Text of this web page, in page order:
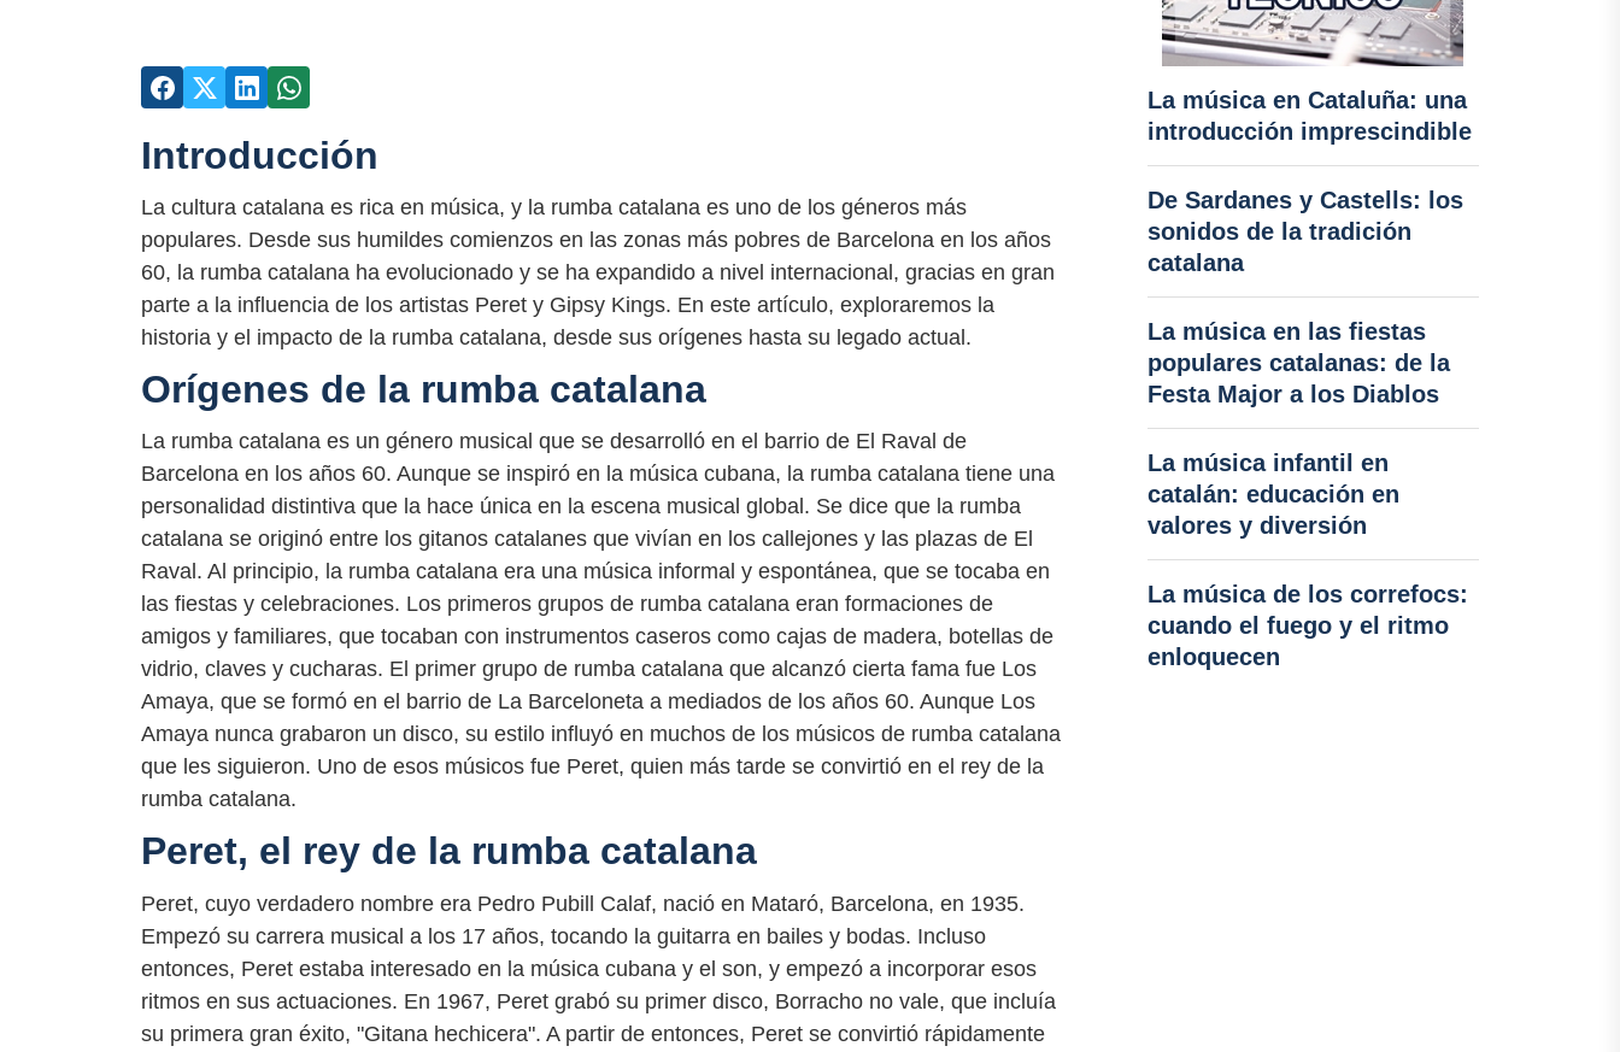
Introducción
La cultura catalana es rica en música, y la rumba catalana es uno de los géneros más
populares. Desde sus humildes comienzos en las zonas más pobres de Barcelona en los años
60, la rumba catalana ha evolucionado y se ha expandido a nivel internacional, gracias en gran
parte a la influencia de los artistas Peret y Gipsy Kings. En este artículo, exploraremos la
historia y el impacto de la rumba catalana, desde sus orígenes hasta su legado actual.
Orígenes de la rumba catalana
La rumba catalana es un género musical que se desarrolló en el barrio de El Raval de
Barcelona en los años 60. Aunque se inspiró en la música cubana, la rumba catalana tiene una
personalidad distintiva que la hace única en la escena musical global. Se dice que la rumba
catalana se originó entre los gitanos catalanes que vivían en los callejones y las plazas de El
Raval. Al principio, la rumba catalana era una música informal y espontánea, que se tocaba en
las fiestas y celebraciones. Los primeros grupos de rumba catalana eran formaciones de
amigos y familiares, que tocaban con instrumentos caseros como cajas de madera, botellas de
vidrio, claves y cucharas. El primer grupo de rumba catalana que alcanzó cierta fama fue Los
Amaya, que se formó en el barrio de La Barceloneta a mediados de los años 60. Aunque Los
Amaya nunca grabaron un disco, su estilo influyó en muchos de los músicos de rumba catalana
que les siguieron. Uno de esos músicos fue Peret, quien más tarde se convirtió en el rey de la
rumba catalana.
Peret, el rey de la rumba catalana
Peret, cuyo verdadero nombre era Pedro Pubill Calaf, nació en Mataró, Barcelona, en 1935.
Empezó su carrera musical a los 17 años, tocando la guitarra en bailes y bodas. Incluso
entonces, Peret estaba interesado en la música cubana y el son, y empezó a incorporar esos
ritmos en sus actuaciones. En 1967, Peret grabó su primer disco, Borracho no vale, que incluía
su primera gran éxito, "Gitana hechicera". A partir de entonces, Peret se convirtió rápidamente
La música en Cataluña: una
introducción imprescindible
De Sardanes y Castells: los
sonidos de la tradición
catalana
La música en las fiestas
populares catalanas: de la
Festa Major a los Diablos
La música infantil en
catalán: educación en
valores y diversión
La música de los correfocs:
cuando el fuego y el ritmo
enloquecen